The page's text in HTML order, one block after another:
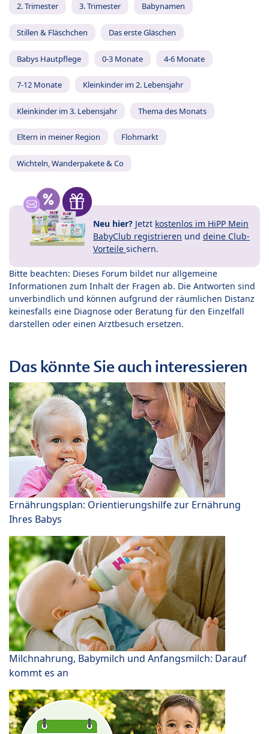
2. Trimester 3. Trimester Babynamen
Stillen & Fläschchen Das erste Gläschen
Babys Hautpflege 0-3 Monate 4-6 Monate
7-12 Monate Kleinkinder im 2. Lebensjahr
Kleinkinder im 3. Lebensjahr Thema des Monats
Eltern in meiner Region Flohmarkt
Wichteln, Wanderpakete & Co
Neu hier? Jetzt kostenlos im HiPP Mein
BabyClub registrieren und deine Club-
Vorteile sichern.
Bitte beachten: Dieses Forum bildet nur allgemeine
Informationen zum Inhalt der Fragen ab. Die Antworten sind
unverbindlich und können aufgrund der räumlichen Distanz
keinesfalls eine Diagnose oder Beratung für den Einzelfall
darstellen oder einen Arztbesuch ersetzen.
Das könnte Sie auch interessieren
Ernährungsplan: Orientierungshilfe zur Ernährung
Ihres Babys
Milchnahrung, Babymilch und Anfangsmilch: Darauf
kommt es an